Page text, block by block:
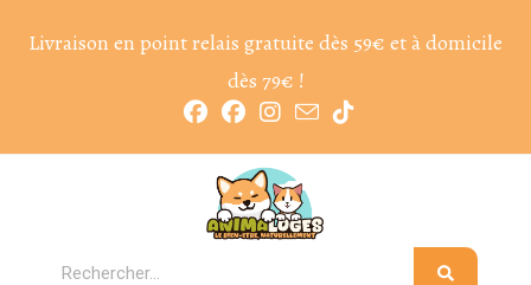
Livraison en point relais gratuite dès 59€ et à domicile
dès 79€ !